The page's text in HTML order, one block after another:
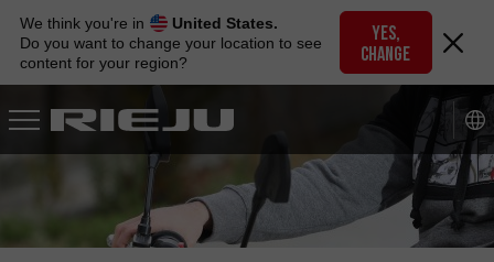
navigation
content
We think you're in
United States.
Do you want to change your location to see
content for your region?
YES,
CHANGE